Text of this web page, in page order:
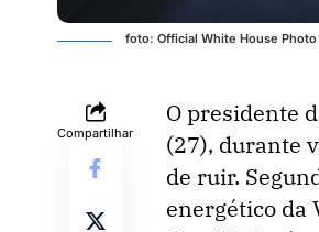
foto: Official White House
Compartilhar
O presidente
(27), durante
de ruir.
energético da